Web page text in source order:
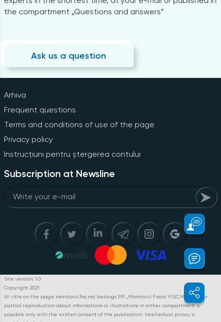
the compartment „Questions and answers”
Ask us a question
Arhiva
Frequent questions
Terms and conditions of use of the page
Privacy policy
Instrucțiuni pentru ștergerea contului
Subscription at Newsline
Site version: 1.0
Copyright 2021
All riths on the page monitorul.fisc.md belongs P.P. „Monitorul Fiscal FISC.MD”. Full or
partial reproduction about informations or illustrations in either compartment is
possible only with the written consent of the publication. Intellectual piracy is